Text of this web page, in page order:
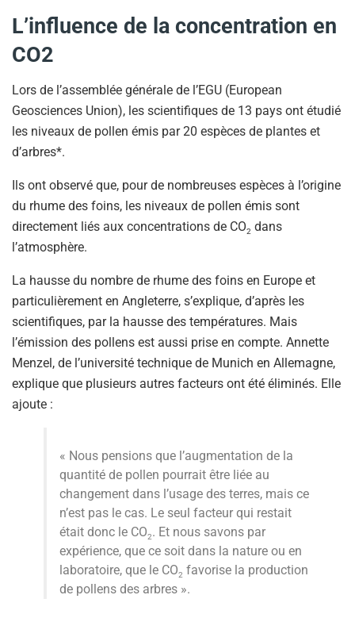
L’influence de la concentration en
CO2
Lors de l’assemblée générale de l’EGU (European
Geosciences Union), les scientifiques de 13 pays ont étudié
les niveaux de pollen émis par 20 espèces de plantes et
d’arbres*.
Ils ont observé que, pour de nombreuses espèces à l’origine
du rhume des foins, les niveaux de pollen émis sont
directement liés aux concentrations de CO2 dans
l’atmosphère.
La hausse du nombre de rhume des foins en Europe et
particulièrement en Angleterre, s’explique, d’après les
scientifiques, par la hausse des températures. Mais
l’émission des pollens est aussi prise en compte. Annette
Menzel, de l’université technique de Munich en Allemagne,
explique que plusieurs autres facteurs ont été éliminés. Elle
ajoute :
« Nous pensions que l’augmentation de la
quantité de pollen pourrait être liée au
changement dans l’usage des terres, mais ce
n’est pas le cas. Le seul facteur qui restait
était donc le CO2. Et nous savons par
expérience, que ce soit dans la nature ou en
laboratoire, que le CO2 favorise la production
de pollens des arbres ».